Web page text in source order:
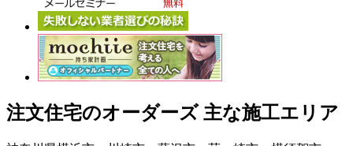
注文住宅のオーダーズ 主な施工エリア